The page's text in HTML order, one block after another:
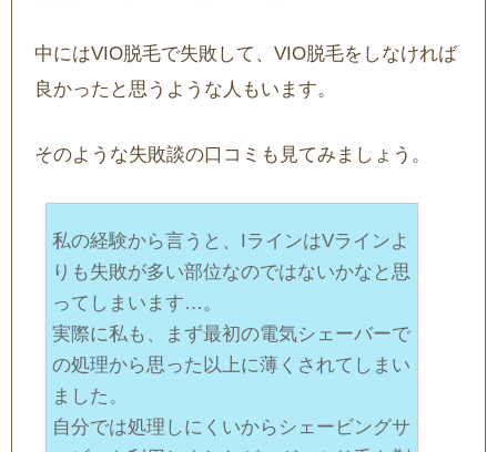
中にはVIO脱毛で失敗して、VIO脱毛をしなければ
良かったと思うような人もいます。
そのような失敗談の口コミも見てみましょう。
私の経験から言うと、IラインはVラインよ
りも失敗が多い部位なのではないかなと思
ってしまいます…。
実際に私も、まず最初の電気シェーバーで
の処理から思った以上に薄くされてしまい
ました。
自分では処理しにくいからシェービングサ